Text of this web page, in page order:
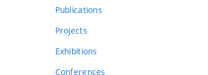
Publications
Projects
Exhibitions
Conferences